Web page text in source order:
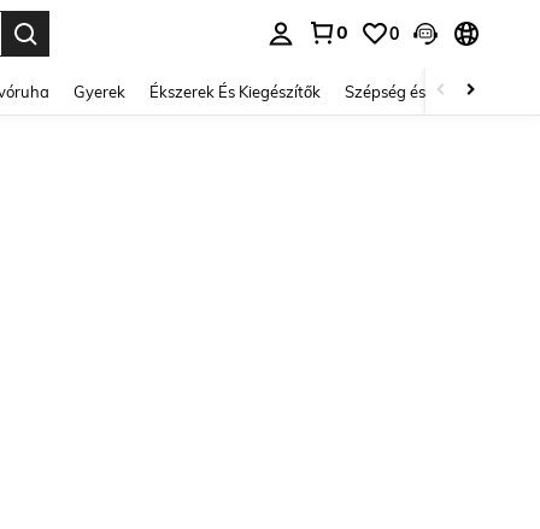
0 0
Gyerek Ékszerek És Kiegészítők Szépség és egészség